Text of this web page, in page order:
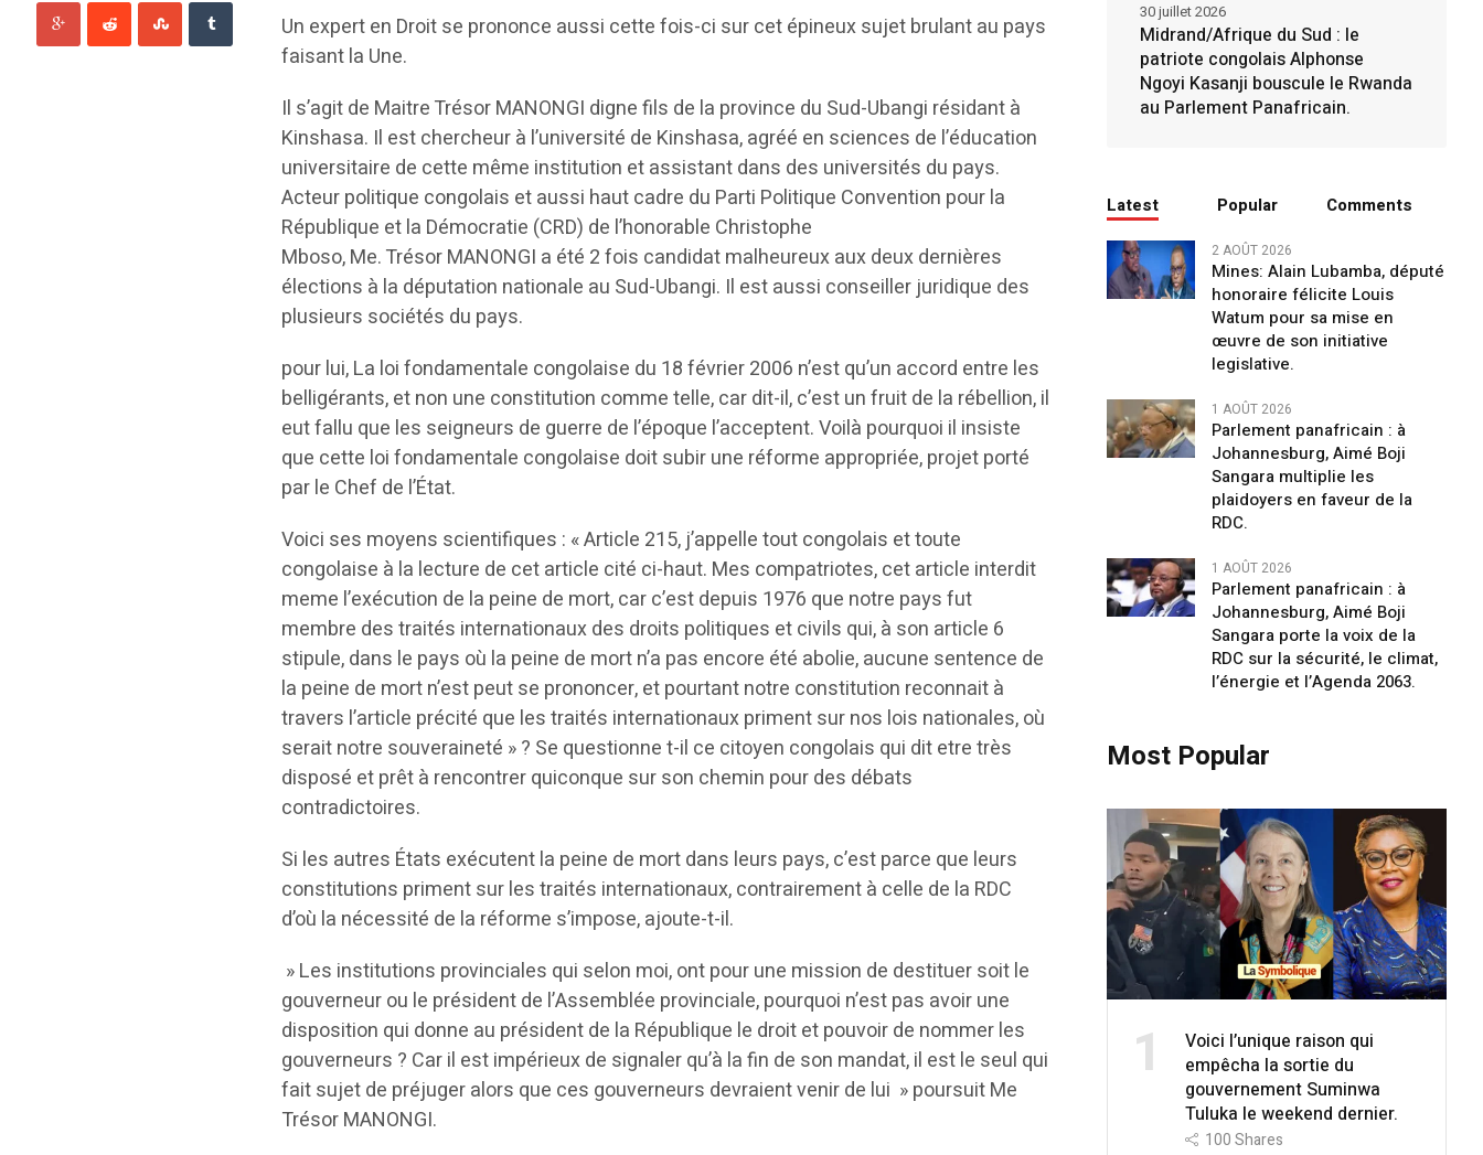
Un expert en Droit se prononce aussi cette fois-ci sur cet épineux sujet brulant au pays
faisant la Une.
Il s’agit de Maitre Trésor MANONGI digne fils de la province du Sud-Ubangi résidant à
Kinshasa. Il est chercheur à l’université de Kinshasa, agréé en sciences de l’éducation
universitaire de cette même institution et assistant dans des universités du pays.
Acteur politique congolais et aussi haut cadre du Parti Politique Convention pour la
République et la Démocratie (CRD) de l’honorable Christophe
Mboso, Me. Trésor MANONGI a été 2 fois candidat malheureux aux deux dernières
élections à la députation nationale au Sud-Ubangi. Il est aussi conseiller juridique des
plusieurs sociétés du pays.
pour lui, La loi fondamentale congolaise du 18 février 2006 n’est qu’un accord entre les
belligérants, et non une constitution comme telle, car dit-il, c’est un fruit de la rébellion, il
eut fallu que les seigneurs de guerre de l’époque l’acceptent. Voilà pourquoi il insiste
que cette loi fondamentale congolaise doit subir une réforme appropriée, projet porté
par le Chef de l’État.
Voici ses moyens scientifiques : « Article 215, j’appelle tout congolais et toute
congolaise à la lecture de cet article cité ci-haut. Mes compatriotes, cet article interdit
meme l’exécution de la peine de mort, car c’est depuis 1976 que notre pays fut
membre des traités internationaux des droits politiques et civils qui, à son article 6
stipule, dans le pays où la peine de mort n’a pas encore été abolie, aucune sentence de
la peine de mort n’est peut se prononcer, et pourtant notre constitution reconnait à
travers l’article précité que les traités internationaux priment sur nos lois nationales, où
serait notre souveraineté » ? Se questionne t-il ce citoyen congolais qui dit etre très
disposé et prêt à rencontrer quiconque sur son chemin pour des débats
contradictoires.
Si les autres États exécutent la peine de mort dans leurs pays, c’est parce que leurs
constitutions priment sur les traités internationaux, contrairement à celle de la RDC
d’où la nécessité de la réforme s’impose, ajoute-t-il.
» Les institutions provinciales qui selon moi, ont pour une mission de destituer soit le
gouverneur ou le président de l’Assemblée provinciale, pourquoi n’est pas avoir une
disposition qui donne au président de la République le droit et pouvoir de nommer les
gouverneurs ? Car il est impérieux de signaler qu’à la fin de son mandat, il est le seul qui
fait sujet de préjuger alors que ces gouverneurs devraient venir de lui » poursuit Me
Trésor MANONGI.
Midrand/Afrique du Sud : le
patriote congolais Alphonse
Ngoyi Kasanji bouscule le Rwanda
au Parlement Panafricain.
30 juillet 2026
Latest Popular Comments
2 AOÛT 2026
Mines: Alain Lubamba, député
honoraire félicite Louis
Watum pour sa mise en
œuvre de son initiative
legislative.
1 AOÛT 2026
Parlement panafricain : à
Johannesburg, Aimé Boji
Sangara multiplie les
plaidoyers en faveur de la
RDC.
1 AOÛT 2026
Parlement panafricain : à
Johannesburg, Aimé Boji
Sangara porte la voix de la
RDC sur la sécurité, le climat,
l’énergie et l’Agenda 2063.
Most Popular
1
Voici l’unique raison qui
empêcha la sortie du
gouvernement Suminwa
Tuluka le weekend dernier.
100Shares